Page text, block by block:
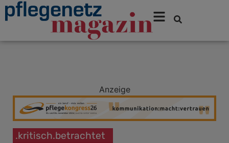
Anzeige
.kritisch.betrachtet